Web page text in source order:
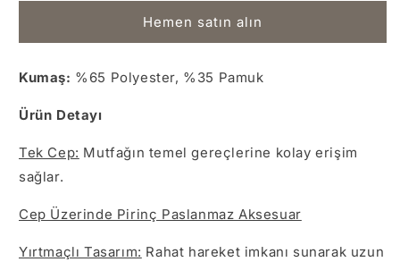
azaltın
adedi
artırın
Hemen satın alın
Kumaş: %65 Polyester, %35 Pamuk
Ürün Detayı
Tek Cep: Mutfağın temel gereçlerine kolay erişim
sağlar.
Cep Üzerinde Pirinç Paslanmaz Aksesuar
Yırtmaçlı Tasarım: Rahat hareket imkanı sunarak uzun